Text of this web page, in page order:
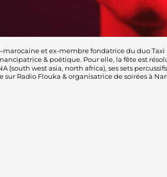
et ex-membre fondatrice du duo
& poétique. Pour elle, la fête est
(south west asia, north africa), ses sets
Radio Flouka & organisatrice de soirées à